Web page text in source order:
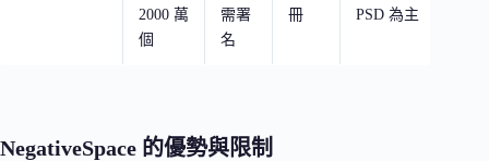
2000 萬
個
需署
名
冊
PSD 為主
NegativeSpace 的優勢與限制